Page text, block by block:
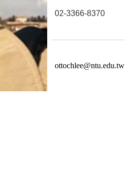
02-3366-8370
ottochlee@ntu.edu.tw